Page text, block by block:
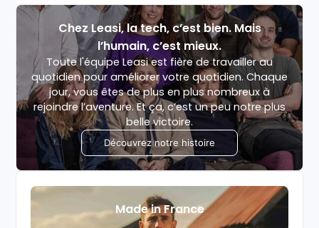
Chez Leasi, la tech, c’est bien. Mais
l’humain, c’est mieux.
Toute l'équipe Leasi est fière de travailler au
quotidien pour améliorer votre quotidien. Chaque
jour, vous êtes de plus en plus nombreux à
rejoindre l’aventure. Et ça, c’est un peu notre plus
belle victoire.
Découvrez notre histoire
Made in France